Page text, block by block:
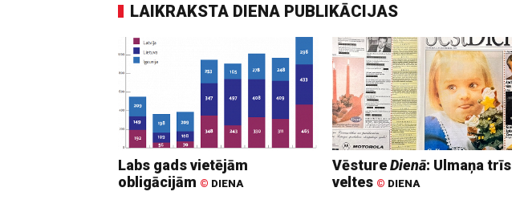
LAIKRAKSTA DIENA PUBLIKĀCIJAS
Labs gads vietējām
obligācijām © DIENA
VēstureDienā: Ulmaņa trīs
veltes © DIENA